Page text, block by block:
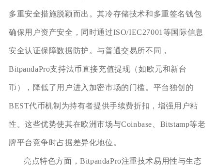
多重安全措施脱颖而出。其冷存储技术和多重签名钱包
确保用户资产安全，同时通过ISO/IEC27001等国际信息
安全认证保障数据防护。与普通交易所不同，
BitpandaPro支持法币直接充值提现（如欧元和新台
币），降低了用户进入加密市场的门槛。平台独创的
BEST代币机制为持有者提供手续费折扣，增强用户粘
性。这些优势使其在欧洲市场与Coinbase、Bitstamp等老
牌平台竞争时占据差异化地位。
亮点特色方面，BitpandaPro注重技术易用性与生态